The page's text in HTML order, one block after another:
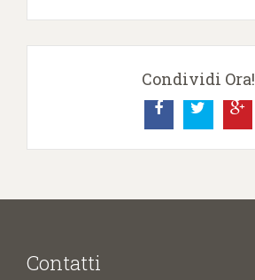
Condividi Ora!
Contatti